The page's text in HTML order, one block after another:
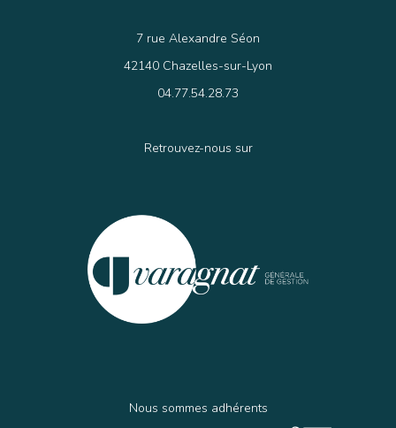
7 rue Alexandre Séon
42140 Chazelles-sur-Lyon
04.77.54.28.73
Retrouvez-nous sur
Nous sommes adhérents